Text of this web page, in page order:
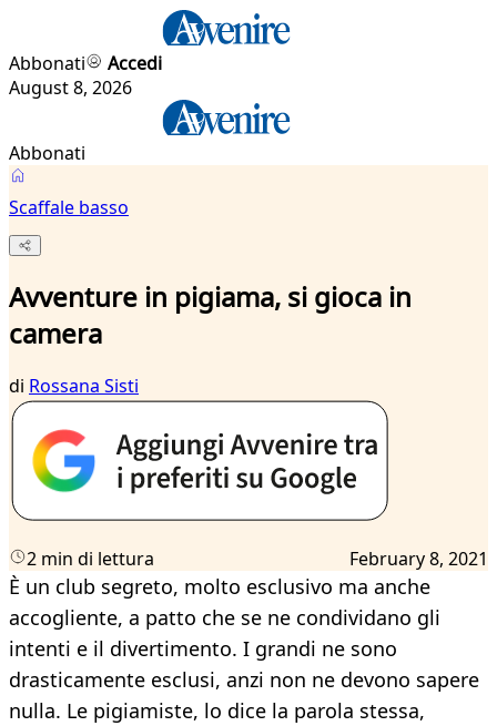
Abbonati
Accedi
August 8, 2026
Abbonati
Scaffale basso
Avventure in pigiama, si gioca in
camera
di Rossana Sisti
2 min di lettura February 8, 2021
È un club segreto, molto esclusivo ma anche
accogliente, a patto che se ne condividano gli
intenti e il divertimento. I grandi ne sono
drasticamente esclusi, anzi non ne devono sapere
nulla. Le pigiamiste, lo dice la parola stessa,